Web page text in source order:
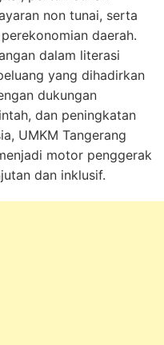
non tunai, serta
daerah.
dalam literasi
yang dihadirkan
dukungan
dan peningkatan
UMKM Tangerang
motor penggerak
dan inklusif.